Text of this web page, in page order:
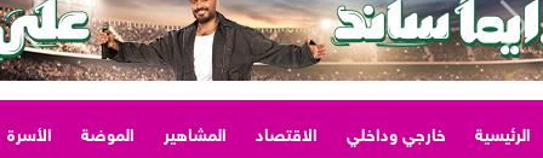
الرئيسية خارجي وداخلي الاقتصاد المشاهير الموضة الأسرة